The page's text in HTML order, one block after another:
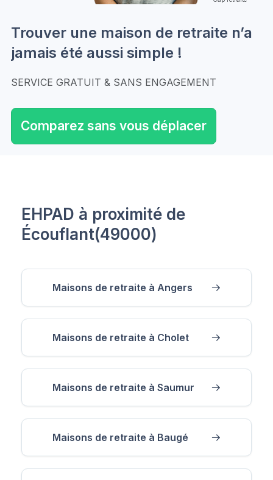
Trouver une maison de retraite n’a
jamais été aussi simple !
SERVICE GRATUIT & SANS ENGAGEMENT
Comparez sans vous déplacer
EHPAD à proximité de
Écouflant(49000)
Maisons de retraite à Angers
Maisons de retraite à Cholet
Maisons de retraite à Saumur
Maisons de retraite à Baugé